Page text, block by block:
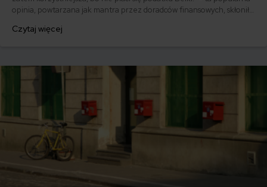
opinia, powtarzana jak mantra przez doradców finansowych, skłoniła
nie rozumieją i z którego trudno jest się bezkosztowo wycofać.
Czytaj więcej